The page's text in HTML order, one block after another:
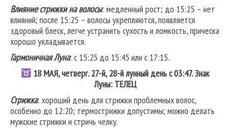
Влияние стрижки на волосы: медленный рост; до 15:25 – нет
влияний; после 15:25 – волосы укрепляются, появляется
здоровый блеск, легче устранить сухость и ломкость, прическа
хорошо укладывается.
Гармоничная Луна: с 15:25 до 15:45 или с 17:15.
18 МАЯ, четверг. 27-й, 28-й лунный день с 03:47. Знак
Луны: ТЕЛЕЦ
Стрижка: хороший день для стрижки проблемных волос,
особенно до 12:20; термострижки допустимы; можно делать
мужские стрижки и стричь челку.